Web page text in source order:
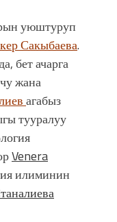
уюштуруп
Сакыбаева.
бет ачарга
жана
агабыз
тууралуу
Venera
илиминин